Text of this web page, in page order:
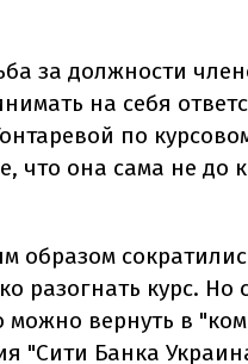
за должности
на себя
по
что она сама не до
образом
разогнать курс. Но
можно вернуть в
"Сити Банка